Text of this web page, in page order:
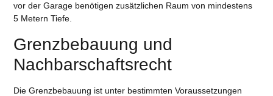
vor der Garage benötigen zusätzlichen Raum von mindestens
5 Metern Tiefe.
Grenzbebauung und
Nachbarschaftsrecht
Die Grenzbebauung ist unter bestimmten Voraussetzungen